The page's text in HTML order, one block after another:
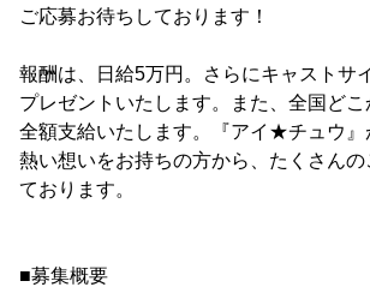
ご応募お待ちしております！
報酬は、日給5万円。さらにキャストサ
プレゼントいたします。また、全国ど
全額支給いたします。『アイ★チュウ』
熱い想いをお持ちの方から、たくさん
ております。
■募集概要